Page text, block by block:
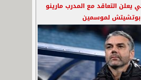
يعلن التعاقد مع المدرب مارينو
بوتشيتش لموسمين